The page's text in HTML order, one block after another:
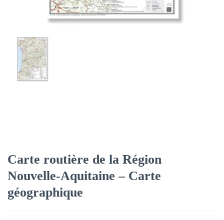
Carte routière de la Région
Nouvelle-Aquitaine – Carte
géographique